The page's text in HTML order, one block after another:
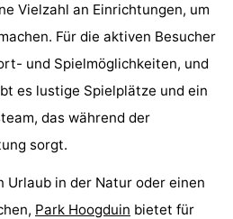
Vielzahl an Einrichtungen, um
Für die aktiven Besucher
und Spielmöglichkeiten, und
es lustige Spielplätze und ein
das während der
sorgt.
Urlaub in der Natur oder einen
Park Hoogduin bietet für